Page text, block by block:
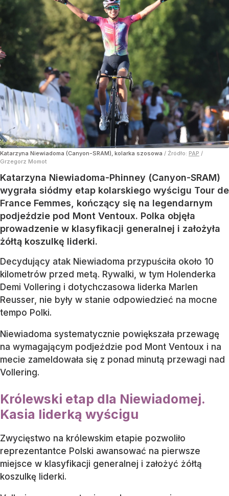
Katarzyna Niewiadoma (Canyon-SRAM), kolarka szosowa / Źródło: PAP /
Grzegorz Momot
Katarzyna Niewiadoma-Phinney (Canyon-SRAM)
wygrała siódmy etap kolarskiego wyścigu Tour de
France Femmes, kończący się na legendarnym
podjeździe pod Mont Ventoux. Polka objęła
prowadzenie w klasyfikacji generalnej i założyła
żółtą koszulkę liderki.
Decydujący atak Niewiadoma przypuściła około 10
kilometrów przed metą. Rywalki, w tym Holenderka
Demi Vollering i dotychczasowa liderka Marlen
Reusser, nie były w stanie odpowiedzieć na mocne
tempo Polki.
Niewiadoma systematycznie powiększała przewagę
na wymagającym podjeździe pod Mont Ventoux i na
mecie zameldowała się z ponad minutą przewagi nad
Vollering.
Królewski etap dla Niewiadomej.
Kasia liderką wyścigu
Zwycięstwo na królewskim etapie pozwoliło
reprezentantce Polski awansować na pierwsze
miejsce w klasyfikacji generalnej i założyć żółtą
koszulkę liderki.